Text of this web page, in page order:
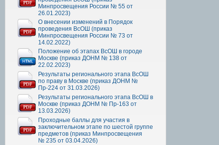
Минпросвещения России № 55 от
26.01.2023)
О внесении изменений в Порядок
проведения ВсОШ (приказ
Минпросвещения России № 73 от
14.02.2022)
Положение об этапах ВсОШ в городе
Москве (приказ ДОНМ № 138 от
22.02.2023)
Результаты регионального этапа ВсОШ
по праву в Москве (приказ ДОНМ №
Пр-224 от 31.03.2026)
Результаты регионального этапа ВсОШ в
Москве (приказ ДОНМ № Пр-163 от
13.03.2026)
Проходные баллы для участия в
заключительном этапе по шестой группе
предметов (приказ Минпросвещения
№ 235 от 03.04.2026)